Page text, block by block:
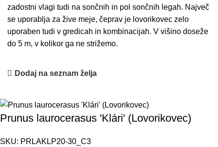
zadostni vlagi tudi na sončnih in pol sončnih legah. Največ
se uporablja za žive meje, čeprav je lovorikovec zelo
uporaben tudi v gredicah in kombinacijah. V višino doseže
do 5 m, v kolikor ga ne strižemo.
Dodaj na seznam želja
Prunus laurocerasus 'Klári' (Lovorikovec)
SKU: PRLAKLP20-30_C3